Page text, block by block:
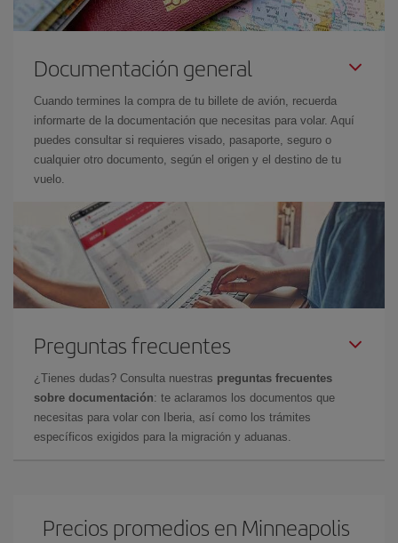
Documentación general
Cuando termines la compra de tu billete de avión, recuerda
informarte de la documentación que necesitas para volar. Aquí
puedes consultar si requieres visado, pasaporte, seguro o
cualquier otro documento, según el origen y el destino de tu
vuelo.
Preguntas frecuentes
¿Tienes dudas? Consulta nuestras preguntas frecuentes
sobre documentación: te aclaramos los documentos que
necesitas para volar con Iberia, así como los trámites
específicos exigidos para la migración y aduanas.
Precios promedios en Minneapolis